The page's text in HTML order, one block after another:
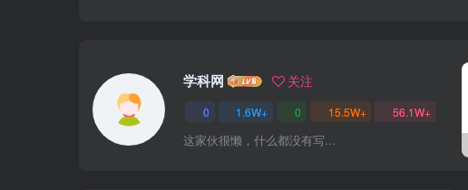
学科网 关注
0 1.6W+ 0 15.5W+ 56.1W+
这家伙很懒，什么都没有写...